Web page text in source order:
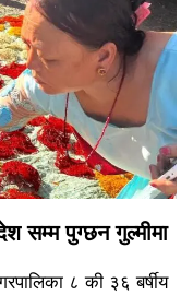
सम्म पुग्छन गुल्मीमा
८ की ३६ बर्षीय